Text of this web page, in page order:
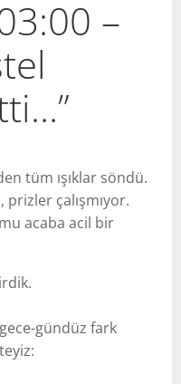
–
tüm ışıklar söndü.
çalışmıyor.
acaba acil bir
gündüz fark